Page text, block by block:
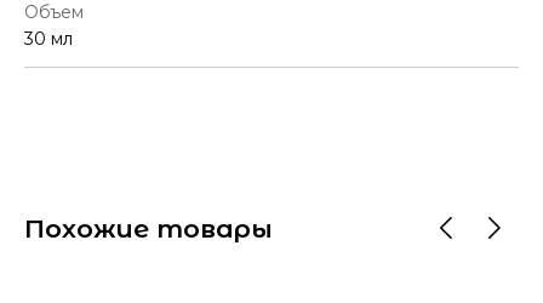
Объем
30 мл
Похожие товары